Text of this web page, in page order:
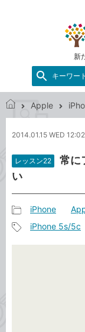
新
キーワー
る
ッ
ト
Apple
2014.01.15 WED 12:02
レッスン22
常に
い
事
カ
iPhone
iPhone 5s/5c